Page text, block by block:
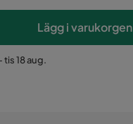
Lägg i varukorgen
tis 18 aug.